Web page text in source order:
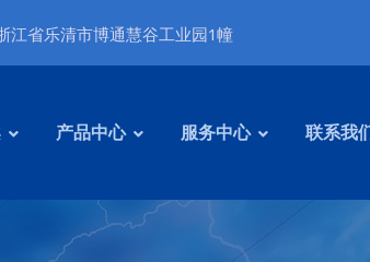
江省乐清市博通慧谷工业园1幢
产品中心 服务中心 联系我